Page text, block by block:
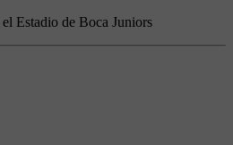
Estadio de Boca Juniors